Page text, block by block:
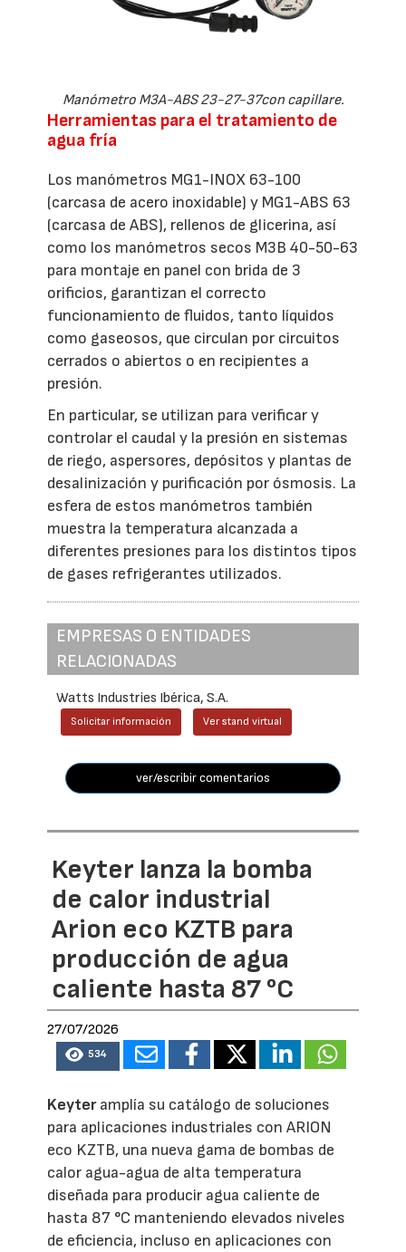
Manómetro M3A-ABS 23-27-37con capillare.
Herramientas para el tratamiento de
agua fría
Los manómetros MG1-INOX 63-100
(carcasa de acero inoxidable) y MG1-ABS 63
(carcasa de ABS), rellenos de glicerina, así
como los manómetros secos M3B 40-50-63
para montaje en panel con brida de 3
orificios, garantizan el correcto
funcionamiento de fluidos, tanto líquidos
como gaseosos, que circulan por circuitos
cerrados o abiertos o en recipientes a
presión.
En particular, se utilizan para verificar y
controlar el caudal y la presión en sistemas
de riego, aspersores, depósitos y plantas de
desalinización y purificación por ósmosis. La
esfera de estos manómetros también
muestra la temperatura alcanzada a
diferentes presiones para los distintos tipos
de gases refrigerantes utilizados.
EMPRESAS O ENTIDADES
RELACIONADAS
Watts Industries Ibérica, S.A.
Solicitar información Ver stand virtual
ver/escribir comentarios
Keyter lanza la bomba
de calor industrial
Arion eco KZTB para
producción de agua
caliente hasta 87 °C
27/07/2026
534
Keyteramplía su catálogo de soluciones
para aplicaciones industriales con ARION
eco KZTB, una nueva gama de bombas de
calor agua-agua de alta temperatura
diseñada para producir agua caliente de
hasta 87 °C manteniendo elevados niveles
de eficiencia, incluso en aplicaciones con